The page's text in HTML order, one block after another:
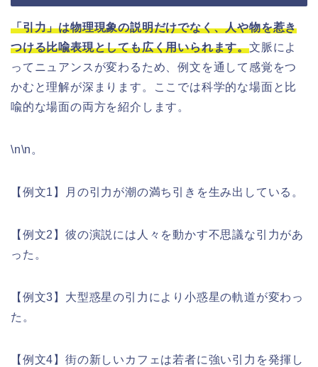
「引力」は物理現象の説明だけでなく、人や物を惹き
つける比喩表現としても広く用いられます。文脈によ
ってニュアンスが変わるため、例文を通して感覚をつ
かむと理解が深まります。ここでは科学的な場面と比
喩的な場面の両方を紹介します。
\n\n。
【例文1】月の引力が潮の満ち引きを生み出している。
【例文2】彼の演説には人々を動かす不思議な引力があ
った。
【例文3】大型惑星の引力により小惑星の軌道が変わっ
た。
【例文4】街の新しいカフェは若者に強い引力を発揮し